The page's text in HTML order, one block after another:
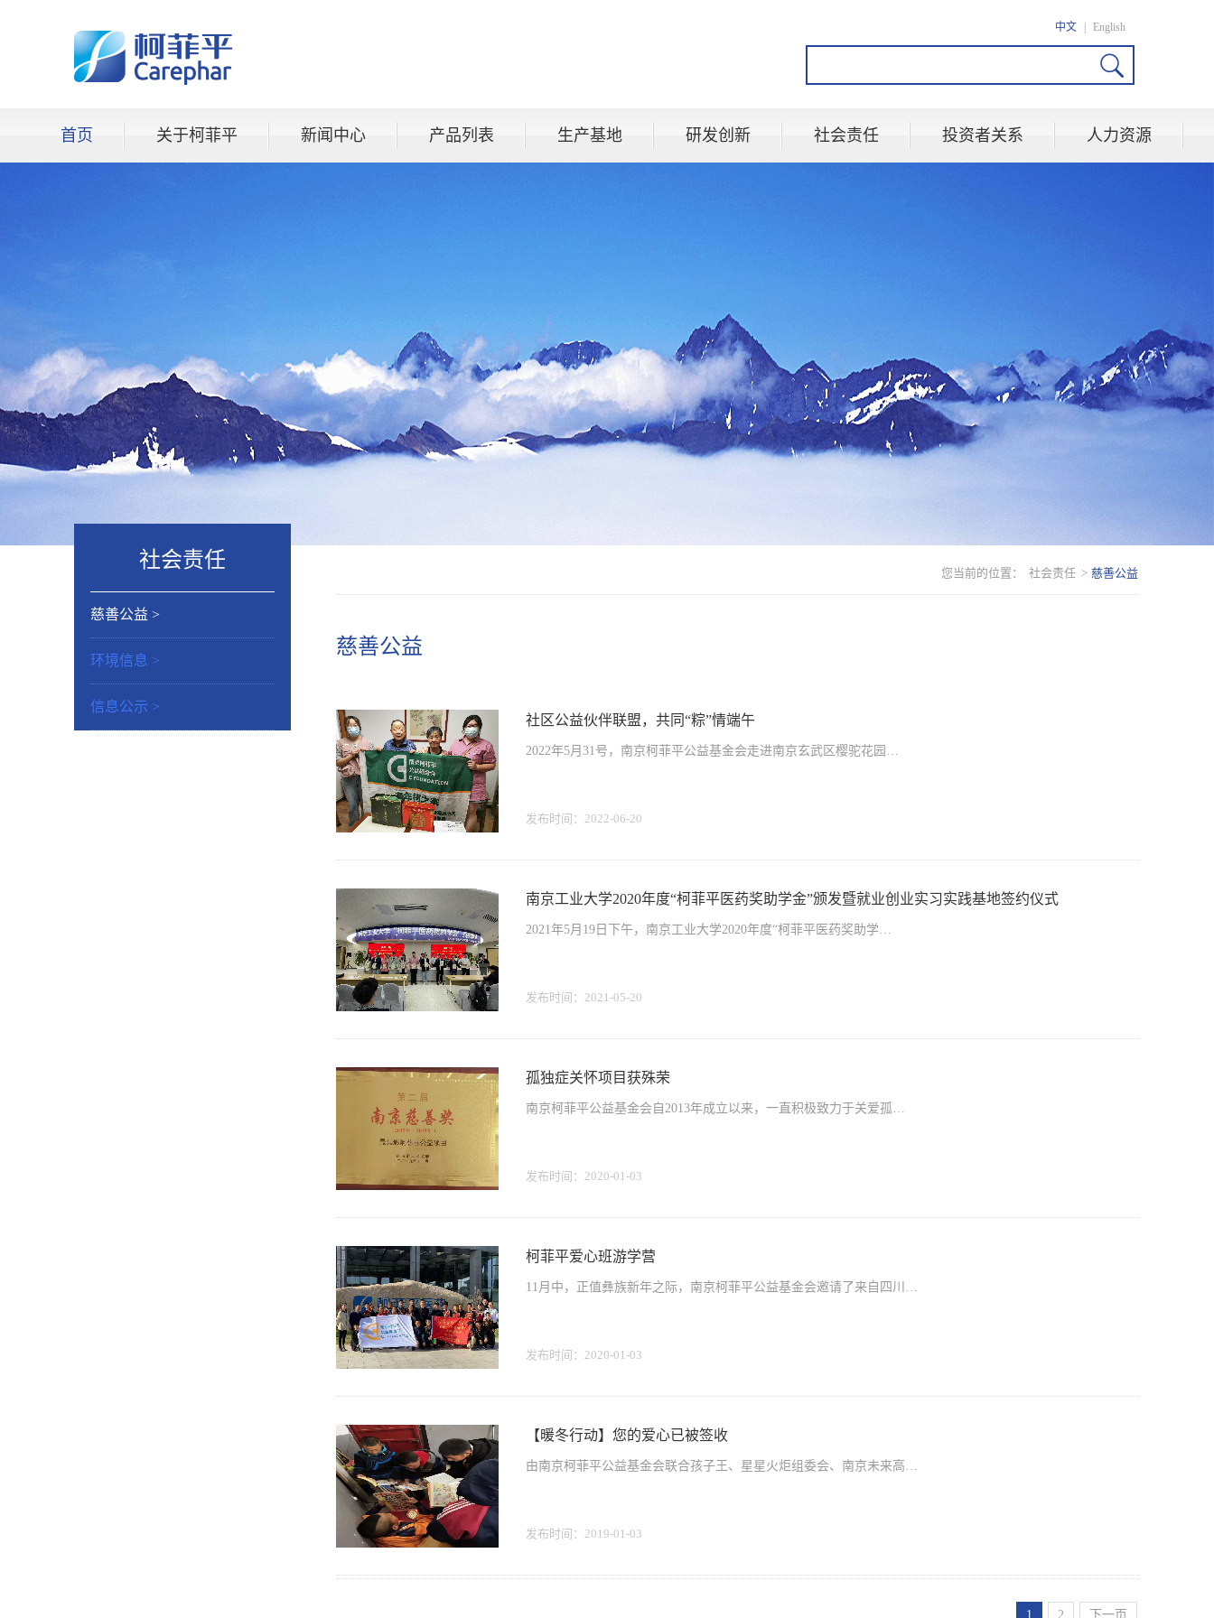
中文 English
首页 关于柯菲平 新闻中心 产品列表 生产基地 研发创新 社会责任 投资者关系 人力资源
社会责任
慈善公益 >
环境信息 >
信息公示 >
您当前的位置： 社会责任 > 慈善公益
慈善公益
社区公益伙伴联盟，共同“粽”情端午
2022年5月31号，南京柯菲平公益基金会走进南京玄武区樱驼花园…
发布时间： 2022-06-20
南京工业大学2020年度“柯菲平医药奖助学金”颁发暨就业创业实习实践基地签约仪式
2021年5月19日下午，南京工业大学2020年度“柯菲平医药奖助学…
发布时间： 2021-05-20
孤独症关怀项目获殊荣
南京柯菲平公益基金会自2013年成立以来，一直积极致力于关爱孤…
发布时间： 2020-01-03
柯菲平爱心班游学营
11月中，正值彝族新年之际，南京柯菲平公益基金会邀请了来自四川…
发布时间： 2020-01-03
【暖冬行动】您的爱心已被签收
由南京柯菲平公益基金会联合孩子王、星星火炬组委会、南京未来高…
发布时间： 2019-01-03
1 2 下一页